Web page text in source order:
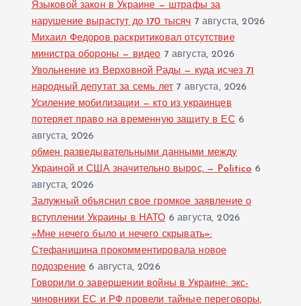
Языковой закон в Украине — штрафы за
нарушение вырастут до 170 тысяч 7 августа, 2026
Михаил Федоров раскритиковал отсутствие
министра обороны — видео 7 августа, 2026
Увольнение из Верховной Рады — куда исчез 71
народный депутат за семь лет 7 августа, 2026
Усиление мобилизации — кто из украинцев
потеряет право на временную защиту в ЕС 6
августа, 2026
обмен разведывательными данными между
Украиной и США значительно вырос, — Politico 6
августа, 2026
Залужный объяснил свое громкое заявление о
вступлении Украины в НАТО 6 августа, 2026
«Мне нечего было и нечего скрывать»:
Стефанишина прокомментировала новое
подозрение 6 августа, 2026
Говорили о завершении войны в Украине: экс-
чиновники ЕС и РФ провели тайные переговоры,